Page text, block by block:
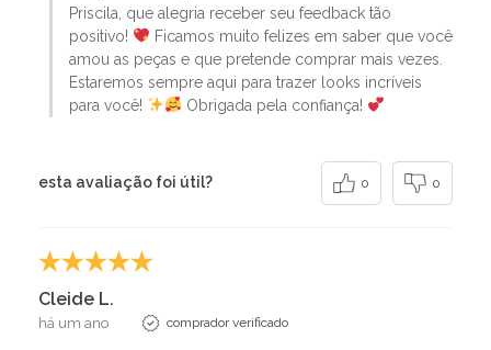
Priscila, que alegria receber seu feedback tão
positivo!
Ficamos muito felizes em saber que você
amou as peças e que pretende comprar mais vezes.
Estaremos sempre aqui para trazer looks incríveis
para você!
Obrigada pela confiança!
esta avaliação foi útil? 0 0
Cleide L.
há um ano comprador verificado